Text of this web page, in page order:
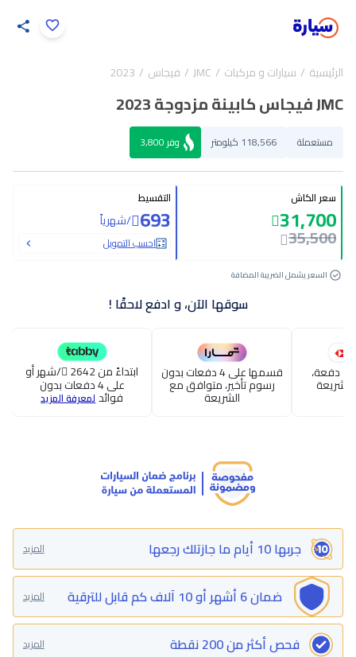
الرئيسية سيارات و مركبات JMC فيجاس 2023
JMC فيجاس كابينة مزدوجة 2023
مستعملة 118,566 كيلومتر وفر3,800
سعر الكاش
31,700
35,500
التقسيط
693
/شهرياً
احسب التمويل
السعر يشمل الضريبة المضافة
سوقها الآن، و ادفع لاحقًا !
قسطها حتى 24 دفعة، قسمها على 4 دفعات بدون
رسوم تأخير، متوافق مع
الشريعة
ابتداءً من 2642 /شهر أو
على 4 دفعات بدون
فوائدلمعرفة المزيد
جربها 10 أيام ما جازتلك رجعها المزيد
ضمان 6 أشهر أو 10 آلاف كم قابل للترقية المزيد
فحص أكثر من 200 نقطة المزيد